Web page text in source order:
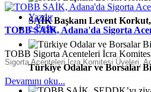
TOBB SAİK, Adana'da Sigorta
TOBB Sigorta Acenteleri İcra
SAİK Başkanı Levent Korkut,
Türkiye Odalar ve Borsalar
Yazdır
e-Posta
Sigorta Acenteleri İcra Komitesi Üyeleri,
Devamını oku...